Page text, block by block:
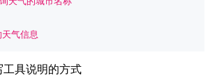
气信息
具说明的方式